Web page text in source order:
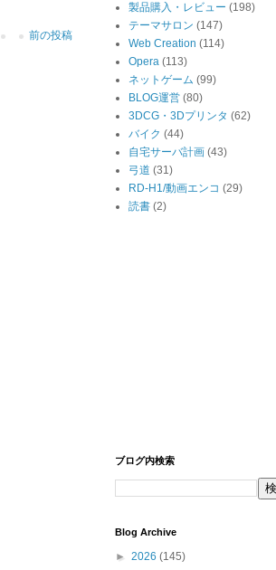
前の投稿
製品購入・レビュー (198)
テーマサロン (147)
Web Creation (114)
Opera (113)
ネットゲーム (99)
BLOG運営 (80)
3DCG・3Dプリンタ (62)
バイク (44)
自宅サーバ計画 (43)
弓道 (31)
RD-H1/動画エンコ (29)
読書 (2)
ブログ内検索
Blog Archive
► 2026 (145)